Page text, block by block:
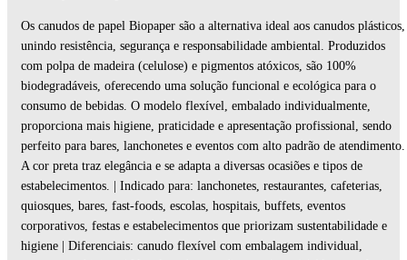
Os canudos de papel Biopaper são a alternativa ideal aos canudos plásticos,
unindo resistência, segurança e responsabilidade ambiental. Produzidos
com polpa de madeira (celulose) e pigmentos atóxicos, são 100%
biodegradáveis, oferecendo uma solução funcional e ecológica para o
consumo de bebidas. O modelo flexível, embalado individualmente,
proporciona mais higiene, praticidade e apresentação profissional, sendo
perfeito para bares, lanchonetes e eventos com alto padrão de atendimento.
A cor preta traz elegância e se adapta a diversas ocasiões e tipos de
estabelecimentos. | Indicado para: lanchonetes, restaurantes, cafeterias,
quiosques, bares, fast-foods, escolas, hospitais, buffets, eventos
corporativos, festas e estabelecimentos que priorizam sustentabilidade e
higiene | Diferenciais: canudo flexível com embalagem individual,